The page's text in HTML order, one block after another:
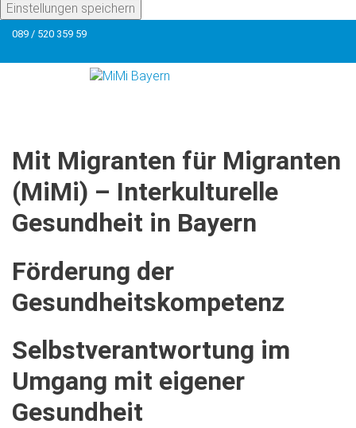
Einstellungen speichern
089 / 520 359 59
Mit Migranten für Migranten
(MiMi) – Interkulturelle
Gesundheit in Bayern
Förderung der
Gesundheitskompetenz
Selbstverantwortung im
Umgang mit eigener
Gesundheit